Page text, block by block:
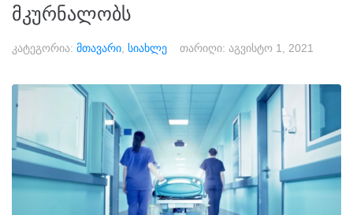
მკურნალობს
კატეგორია: მთავარი სიახლე თარიღი: აგვისტო 1, 2021